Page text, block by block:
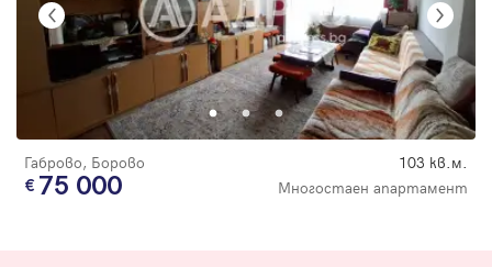
Габрово, Борово 103 кв.м.
75 000 Многостаен апартамент